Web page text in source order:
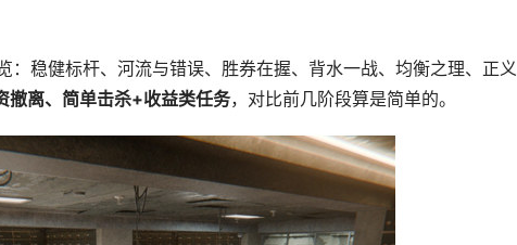
稳健标杆、河流与错误、胜券在握、背水一战、均衡之理、正义
撤离、简单击杀+收益类任务，对比前几阶段算是简单的。